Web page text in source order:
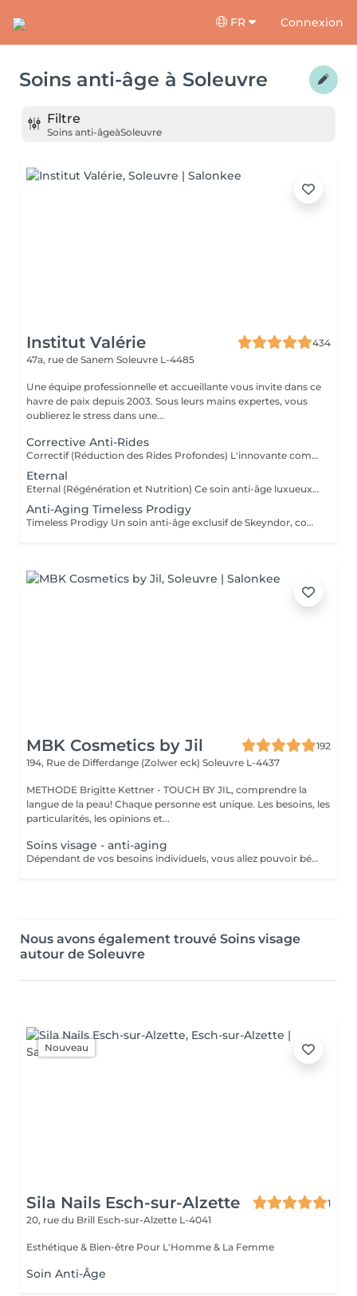
FR Connexion
Soins anti-âge à Soleuvre
Filtre
Soins anti-âgeàSoleuvre
Institut Valérie
434
47a, rue de Sanem Soleuvre L-4485
Une équipe professionnelle et accueillante vous invite dans ce
havre de paix depuis 2003. Sous leurs mains expertes, vous
oublierez le stress dans une...
Corrective Anti-Rides
Correctif (Réduction des Rides Profondes) L'innovante combinaison de 3 mécanismes d'actions dans un même soin (peeling biologique, combleur, décontractant) est en mesure de produire un effet lissant sur les rides les plus profondes et sur les rides d'expressions. Ce soin est une alternative aux traitements chirurgicaux tels que botox ou filler. Résultat : Une peau plus lisse et un teint unifié avec des rides atténuées.
Eternal
Eternal (Régénération et Nutrition) Ce soin anti-âge luxueux utilise des cellules souches végétales pour régénérer la peau et lui apporter une nutrition en profondeur. Il restaure le volume et la vitalité des couches cutanées. Résultat : Une peau plus ferme, redensifiée et pleine de vitalité.
Anti-Aging Timeless Prodigy
Timeless Prodigy Un soin anti-âge exclusif de Skeyndor, conçu pour les peaux les plus exigeantes. Ce traitement de luxe combine plus de 50 ingrédients actifs, dont de la truffe blanche, du champagne et pour régénérer, raffermir et rajeunir la peau de manière intense.Une nouvelle dimension de traitement cosmétique basée sur la technologie multigénétique qui réveille la jeunesse des gènes cutanés, en agissant sur le vieillissement des cellules. Résultat : Une peau plus lisse, éclatante et visiblement plus jeune, avec une texture raffinée et une hydratation maximale. Ce soin comporte un travail manuel et avec l'appareil MEGAN de Skeyndor Pour la première fois, Tri Synergy Tech associe tout le potentiel de éléments Hi-Freq, Dermaboost et Deep RGB à un appareil multi-traitement unique qui crée une synergie parfaite aux effets spectaculaires.
MBK Cosmetics by Jil
192
194, Rue de Differdange (Zolwer eck) Soleuvre L-4437
METHODE Brigitte Kettner - TOUCH BY JIL, comprendre la
langue de la peau! Chaque personne est unique. Les besoins, les
particularités, les opinions et...
Soins visage - anti-aging
Dépendant de vos besoins individuels, vous allez pouvoir bénéficier de soins adaptés à votre type de peau. Le prix va ensuite varier dépendant du soin finalement prèsté : - Pre-aging : Commencez la lute anti-âge contre les rides et les ridules très tôt avec des isoflavones naturelles (à partir de 110 euros) - Anti-Aging : Traitement en profondeur contre les radicaux libres, la déshydratation et le relachement cutané (à partir de 130 euros) - Anti-Aging de luxe : Soin anti-âge raffermissant et remodelant pour les plus peaux très exigeantes (à partir de 150 euros)
Nous avons également trouvé Soins visage
autour de Soleuvre
Nouveau
Sila Nails Esch-sur-Alzette
1
20, rue du Brill Esch-sur-Alzette L-4041
Esthétique & Bien-être Pour L'Homme & La Femme
Soin Anti-Âge